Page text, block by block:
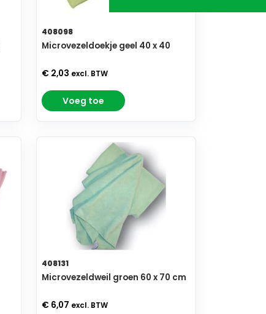
408098
Microvezeldoekje geel 40 x 40
€ 2,03 excl. BTW
Voeg toe
408131
Microvezeldweil groen 60 x 70 cm
€ 6,07 excl. BTW